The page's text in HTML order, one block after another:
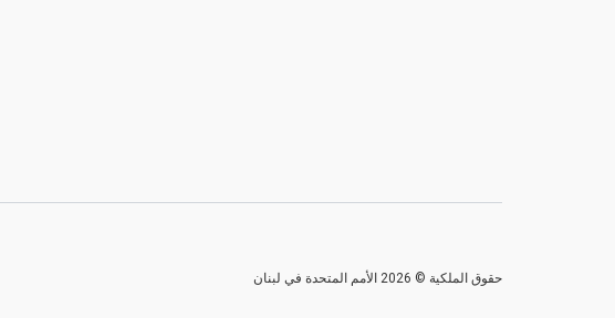
حقوق الملكية © 2026 الأمم المتحدة في لبنان